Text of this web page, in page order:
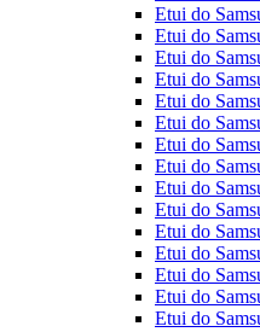
Etui do
Etui do
Etui do
Etui do
Etui do
Etui do
Etui do
Etui do
Etui do
Etui do
Etui do
Etui do
Etui do
Etui do
Etui do